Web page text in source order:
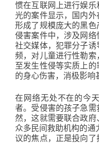
惯在互联网上进行娱
光的案件显示，国内
形成了规模庞大的黑
侵害案件中，涉及网
社交媒体，犯罪分子
频，对儿童进行性勒
至发生性侵等实质上
的身心伤害，消极影响
在网络无处不在的今
者。受侵害的孩子急
然，这就需要联合政
众多民间救助机构的通
议的焦点，正是投向